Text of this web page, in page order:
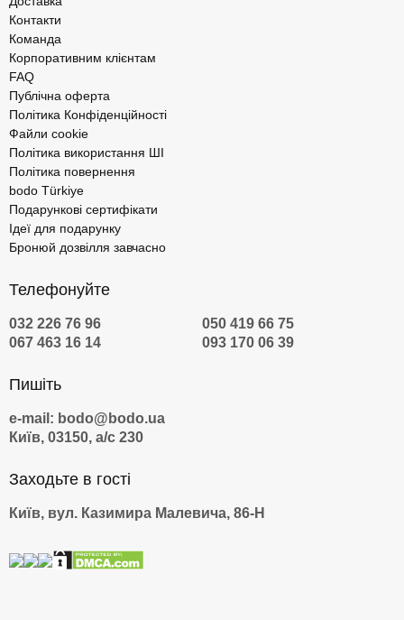
Контакти
Команда
Корпоративним клієнтам
FAQ
Публічна оферта
Політика Конфіденційності
Файли cookie
Політика використання ШІ
Політика повернення
bodo Türkiye
Подарункові сертифікати
Ідеї для подарунку
Бронюй дозвілля завчасно
Телефонуйте
032 226 76 96
050 419 66 75
067 463 16 14
093 170 06 39
Пишіть
e-mail: bodo@bodo.ua
Київ, 03150, а/с 230
Заходьте в гості
Київ, вул. Казимира Малевича, 86-Н